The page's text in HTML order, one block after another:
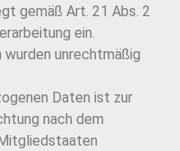
gemäß Art. 21 Abs. 2
ein.
wurden unrechtmäßig
Daten ist zur
nach dem